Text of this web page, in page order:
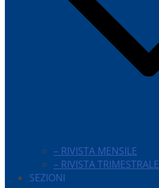
– RIVISTA MENSILE
– RIVISTA TRIMESTRALE
SEZIONI